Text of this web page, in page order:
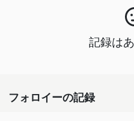
記録は
フォロイーの記録